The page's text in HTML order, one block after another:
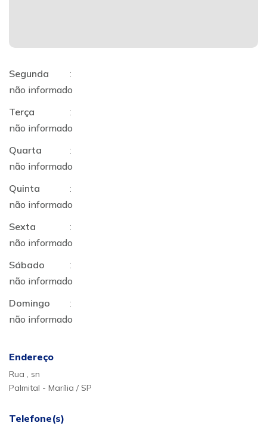
Segunda
:
não informado
Terça
:
não informado
Quarta
:
não informado
Quinta
:
não informado
Sexta
:
não informado
Sábado
:
não informado
Domingo
:
não informado
Endereço
Rua , sn
Palmital - Marília / SP
Telefone(s)